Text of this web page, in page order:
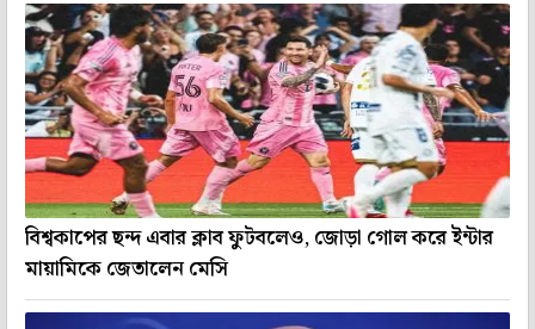
বিশ্বকাপের ছন্দ এবার ক্লাব ফুটবলেও, জোড়া গোল করে ইন্টার
মায়ামিকে জেতালেন মেসি